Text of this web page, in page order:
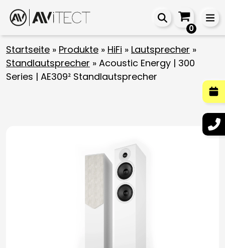
0
Startseite » Produkte » HiFi » Lautsprecher »
Standlautsprecher » Acoustic Energy | 300
Series | AE309² Standlautsprecher